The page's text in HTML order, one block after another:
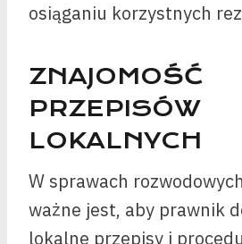
osiąganiu korzystnych
ZNAJOMOŚĆ
PRZEPISÓW
LOKALNYCH
W sprawach
ważne jest, aby prawnik
lokalne przepisy i